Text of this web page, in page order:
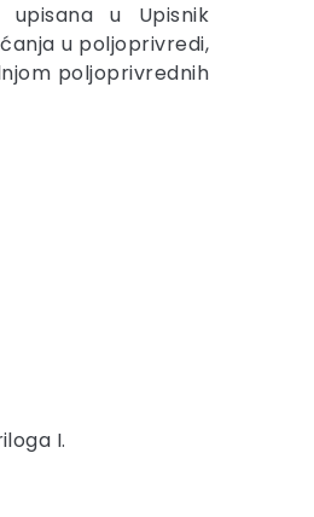
upisana u Upisnik
u poljoprivredi,
poljoprivrednih
I.